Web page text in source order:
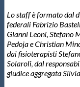
Lo staff è formato dal
federali Fabrizio
Gianni Leoni, Stefano
Pedoja e Christian
dai fisioterapisti
Solaroli, dal
giudice aggregata